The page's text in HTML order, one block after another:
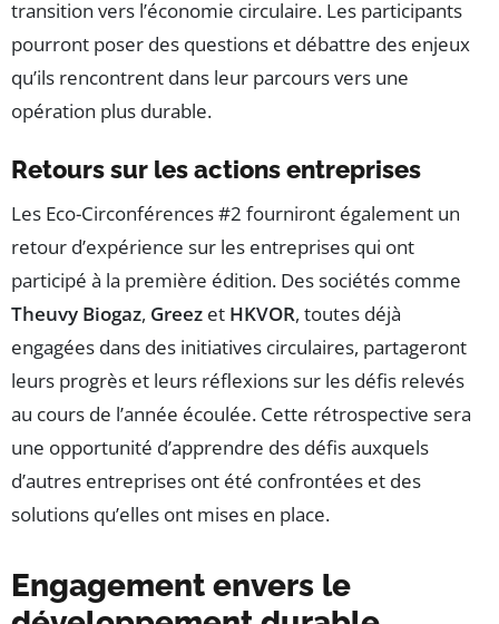
transition vers l’économie circulaire. Les participants
pourront poser des questions et débattre des enjeux
qu’ils rencontrent dans leur parcours vers une
opération plus durable.
Retours sur les actions entreprises
Les Eco-Circonférences #2 fourniront également un
retour d’expérience sur les entreprises qui ont
participé à la première édition. Des sociétés comme
Theuvy Biogaz, Greez et HKVOR, toutes déjà
engagées dans des initiatives circulaires, partageront
leurs progrès et leurs réflexions sur les défis relevés
au cours de l’année écoulée. Cette rétrospective sera
une opportunité d’apprendre des défis auxquels
d’autres entreprises ont été confrontées et des
solutions qu’elles ont mises en place.
Engagement envers le